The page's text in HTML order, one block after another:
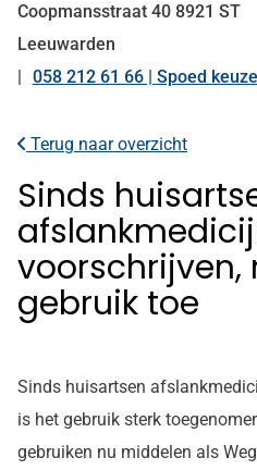
Coopmansstraat 40 8921 ST
Leeuwarden
Tel:
058 212 61 66 | Spoed
Terug naar overzicht
Sinds
voorschrijven,
gebruik toe
Sinds huisartsen
is het gebruik sterk
gebruiken nu middelen als